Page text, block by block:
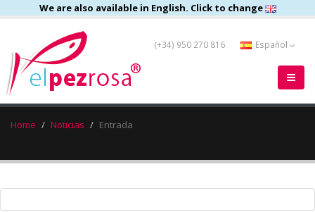
We are also available in English. Click to change
(+34) 950 270 816 Español
Home Noticias Entrada